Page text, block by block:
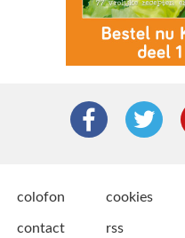
colofon cookies
contact rss